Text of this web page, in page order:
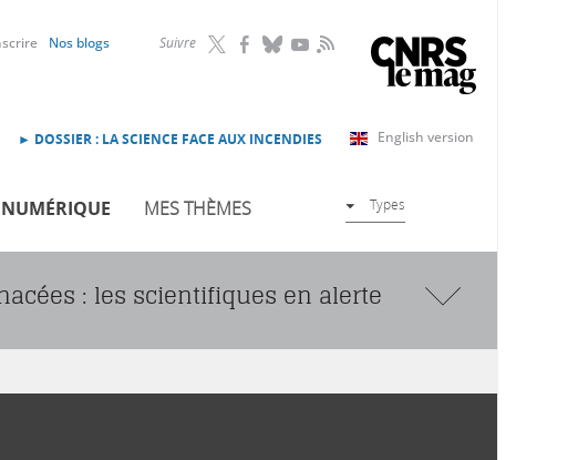
Suivre RSS
Nos blogs
English version
► DOSSIER : LA SCIENCE FACE AUX INCENDIES
NUMÉRIQUE MES THÈMES Types
: les scientifiques en alerte